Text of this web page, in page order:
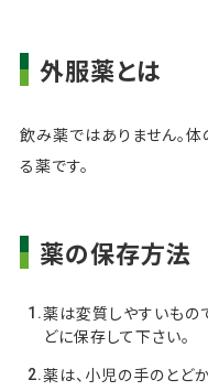
外服薬とは
飲み薬ではありません。体
る薬です。
薬の保存方法
薬は変質しやすいもの
どに保存して下さい。
薬は、小児の手のとど